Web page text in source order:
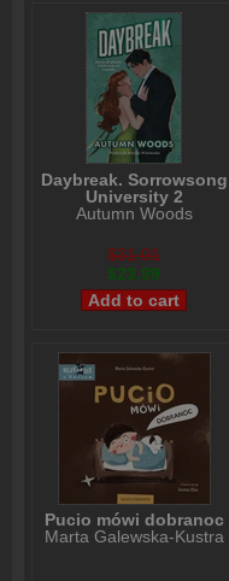
Daybreak. Sorrowsong
University 2
Autumn Woods
$31,01
$23,99
Pucio mówi dobranoc
Marta Galewska-Kustra